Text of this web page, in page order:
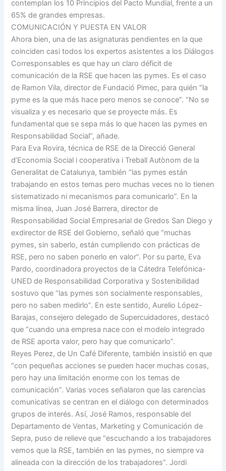
contemplan los 10 Principios del Pacto Mundial, frente a un
65% de grandes empresas.
COMUNICACIÓN Y PUESTA EN VALOR
Ahora bien, una de las asignaturas pendientes en la que
coinciden casi todos los expertos asistentes a los Diálogos
Corresponsables es que hay un claro déficit de
comunicación de la RSE que hacen las pymes. Es el caso
de Ramon Vila, director de Fundació Pimec, para quién “la
pyme es la que más hace pero menos se conoce”. “No se
visualiza y es necesario que se proyecte más. Es
fundamental que se sepa más lo que hacen las pymes en
Responsabilidad Social”, añade.
Para Eva Rovira, técnica de RSE de la Direcció General
d’Economia Social i cooperativa i Treball Autònom de la
Generalitat de Catalunya, también “las pymes están
trabajando en estos temas pero muchas veces no lo tienen
sistematizado ni mecanismos para comunicarlo”. En la
misma línea, Juan José Barrera, director de
Responsabilidad Social Empresarial de Gredos San Diego y
exdirector de RSE del Gobierno, señaló que “muchas
pymes, sin saberlo, están cumpliendo con prácticas de
RSE, pero no saben ponerlo en valor”. Por su parte, Eva
Pardo, coordinadora proyectos de la Cátedra Telefónica-
UNED de Responsabilidad Corporativa y Sostenibilidad
sostuvo que “las pymes son socialmente responsables,
pero no saben medirlo”. En este sentido, Aurelio López-
Barajas, consejero delegado de Supercuidadores, destacó
que “cuando una empresa nace con el modelo integrado
de RSE aporta valor, pero hay que comunicarlo”.
Reyes Perez, de Un Café Diferente, también insistió en que
“con pequeñas acciones se pueden hacer muchas cosas,
pero hay una limitación enorme con los temas de
comunicación”. Varias voces señalaron que las carencias
comunicativas se centran en el diálogo con determinados
grupos de interés. Así, José Ramos, responsable del
Departamento de Ventas, Marketing y Comunicación de
Sepra, puso de relieve que “escuchando a los trabajadores
vemos que la RSE, también en las pymes, no siempre va
alineada con la dirección de los trabajadores”. Jordi